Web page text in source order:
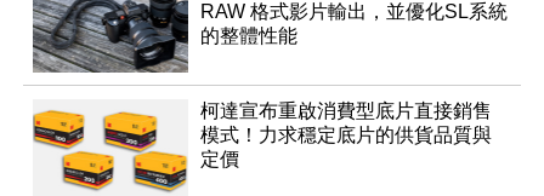
RAW 格式影片輸出，並優化SL系統
的整體性能
柯達宣布重啟消費型底片直接銷售
模式！力求穩定底片的供貨品質與
定價